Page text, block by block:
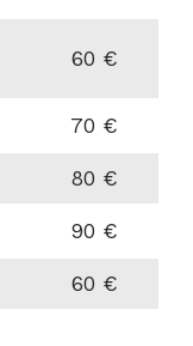
60 €
70 €
80 €
90 €
60 €